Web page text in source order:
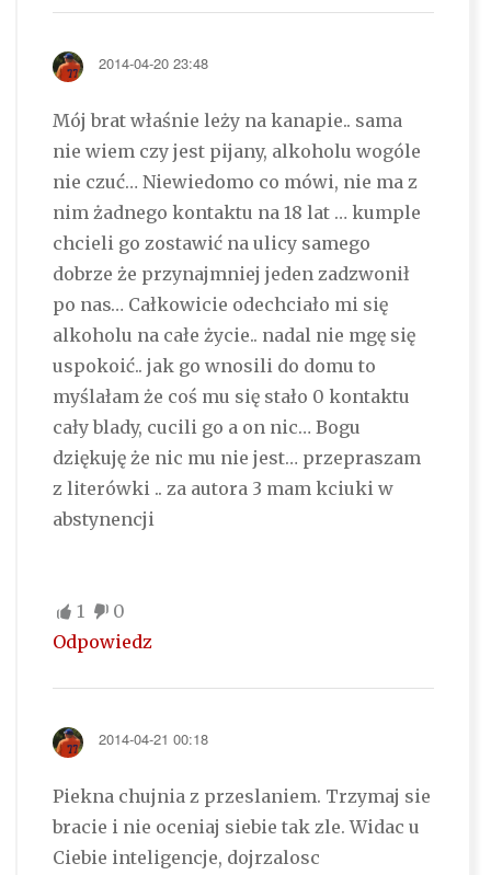
2014-04-20 23:48
Mój brat właśnie leży na kanapie.. sama
nie wiem czy jest pijany, alkoholu wogóle
nie czuć… Niewiedomo co mówi, nie ma z
nim żadnego kontaktu na 18 lat … kumple
chcieli go zostawić na ulicy samego
dobrze że przynajmniej jeden zadzwonił
po nas… Całkowicie odechciało mi się
alkoholu na całe życie.. nadal nie mgę się
uspokoić.. jak go wnosili do domu to
myślałam że coś mu się stało 0 kontaktu
cały blady, cucili go a on nic… Bogu
dziękuję że nic mu nie jest… przepraszam
z literówki .. za autora 3 mam kciuki w
abstynencji
1
0
Odpowiedz
2014-04-21 00:18
Piekna chujnia z przeslaniem. Trzymaj sie
bracie i nie oceniaj siebie tak zle. Widac u
Ciebie inteligencje, dojrzalosc